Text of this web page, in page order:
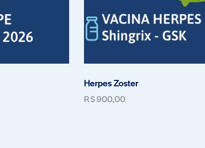
Herpes Zoster
R$900,00